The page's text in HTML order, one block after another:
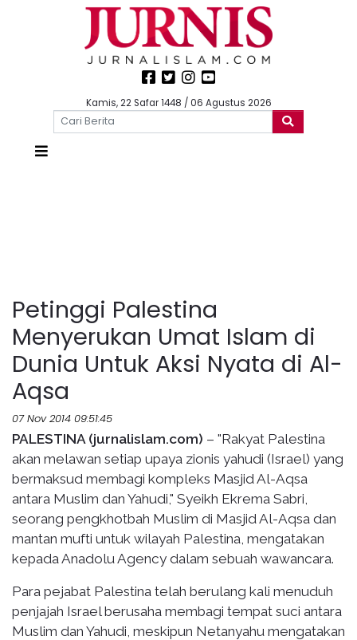
Kamis, 22 Safar 1448 / 06 Agustus 2026
Petinggi Palestina
Menyerukan Umat Islam di
Dunia Untuk Aksi Nyata di Al-
Aqsa
07 Nov 2014 09:51:45
PALESTINA (jurnalislam.com) – "Rakyat Palestina
akan melawan setiap upaya zionis yahudi (Israel) yang
bermaksud membagi kompleks Masjid Al-Aqsa
antara Muslim dan Yahudi," Syeikh Ekrema Sabri,
seorang pengkhotbah Muslim di Masjid Al-Aqsa dan
mantan mufti untuk wilayah Palestina, mengatakan
kepada Anadolu Agency dalam sebuah wawancara.
Para pejabat Palestina telah berulang kali menuduh
penjajah Israel berusaha membagi tempat suci antara
Muslim dan Yahudi, meskipun Netanyahu mengatakan